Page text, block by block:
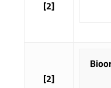
[2]
[2]